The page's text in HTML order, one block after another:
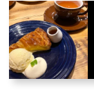
サイトについて